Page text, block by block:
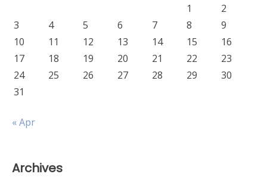
1
2
3
4 5 6 7 8
9
10
11 12 13 14 15
16
17
18 19 20 21 22
23
24
25 26 27 28 29
30
31
« Apr
Archives